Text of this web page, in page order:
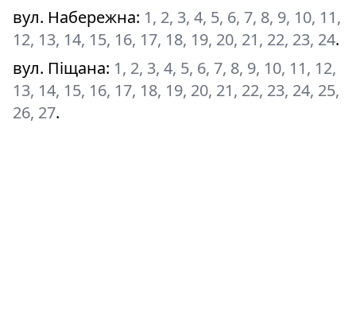
вул. Набережна: 1, 2, 3, 4, 5, 6, 7, 8, 9, 10, 11,
12, 13, 14, 15, 16, 17, 18, 19, 20, 21, 22, 23, 24.
вул. Піщана: 1, 2, 3, 4, 5, 6, 7, 8, 9, 10, 11, 12,
13, 14, 15, 16, 17, 18, 19, 20, 21, 22, 23, 24, 25,
26, 27.